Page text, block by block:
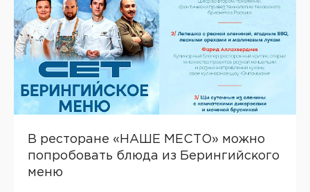
В ресторане «НАШЕ МЕСТО» можно
попробовать блюда из Берингийского
меню